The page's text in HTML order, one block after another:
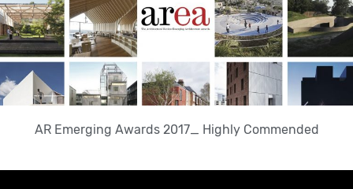
AR Emerging Awards 2017_ Highly Commended